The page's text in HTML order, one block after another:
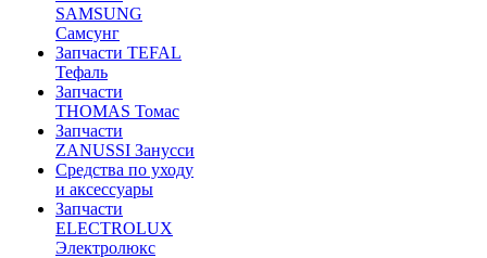
SAMSUNG
Самсунг
Запчасти TEFAL
Тефаль
Запчасти
THOMAS Томас
Запчасти
ZANUSSI Занусси
Средства по уходу
и аксессуары
Запчасти
ELECTROLUX
Электролюкс